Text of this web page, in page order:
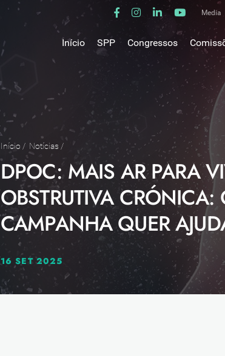
Media
Início SPP
Mensagem do Presidente
Estrutura
Estatutos
Núcleo Museológico
Parceiros
Como tornar-se sócio
Medalhas de ouro SPP
Congressos
Início / Notícias /
DPOC: MAIS AR PARA
OBSTRUTIVA
CAMPANHA QUER
16 SET 2025